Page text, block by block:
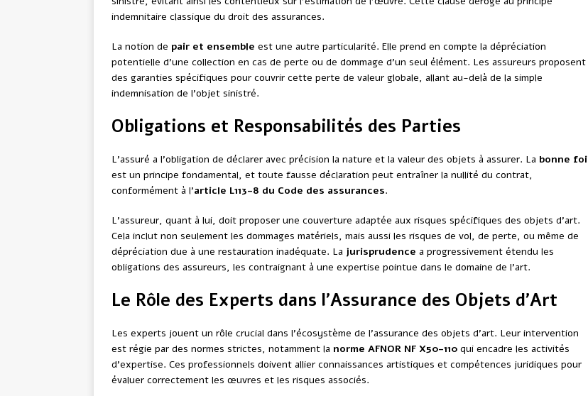
indemnitaire classique du droit des assurances.
La notion de pair et ensemble est une autre particularité. Elle prend en compte la dépréciation
potentielle d’une collection en cas de perte ou de dommage d’un seul élément. Les assureurs proposent
des garanties spécifiques pour couvrir cette perte de valeur globale, allant au-delà de la simple
indemnisation de l’objet sinistré.
Obligations et Responsabilités des Parties
L’assuré a l’obligation de déclarer avec précision la nature et la valeur des objets à assurer. La bonne foi
est un principe fondamental, et toute fausse déclaration peut entraîner la nullité du contrat,
conformément à l’article L113-8 du Code des assurances.
L’assureur, quant à lui, doit proposer une couverture adaptée aux risques spécifiques des objets d’art.
Cela inclut non seulement les dommages matériels, mais aussi les risques de vol, de perte, ou même de
dépréciation due à une restauration inadéquate. La jurisprudence a progressivement étendu les
obligations des assureurs, les contraignant à une expertise pointue dans le domaine de l’art.
Le Rôle des Experts dans l’Assurance des Objets d’Art
Les experts jouent un rôle crucial dans l’écosystème de l’assurance des objets d’art. Leur intervention
est régie par des normes strictes, notamment la norme AFNOR NF X50-110 qui encadre les activités
d’expertise. Ces professionnels doivent allier connaissances artistiques et compétences juridiques pour
évaluer correctement les œuvres et les risques associés.